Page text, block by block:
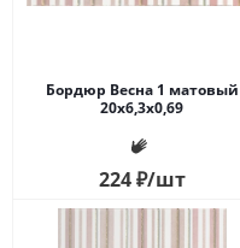
Бордюр Весна 1 матовый
20x6,3x0,69
224₽/шт